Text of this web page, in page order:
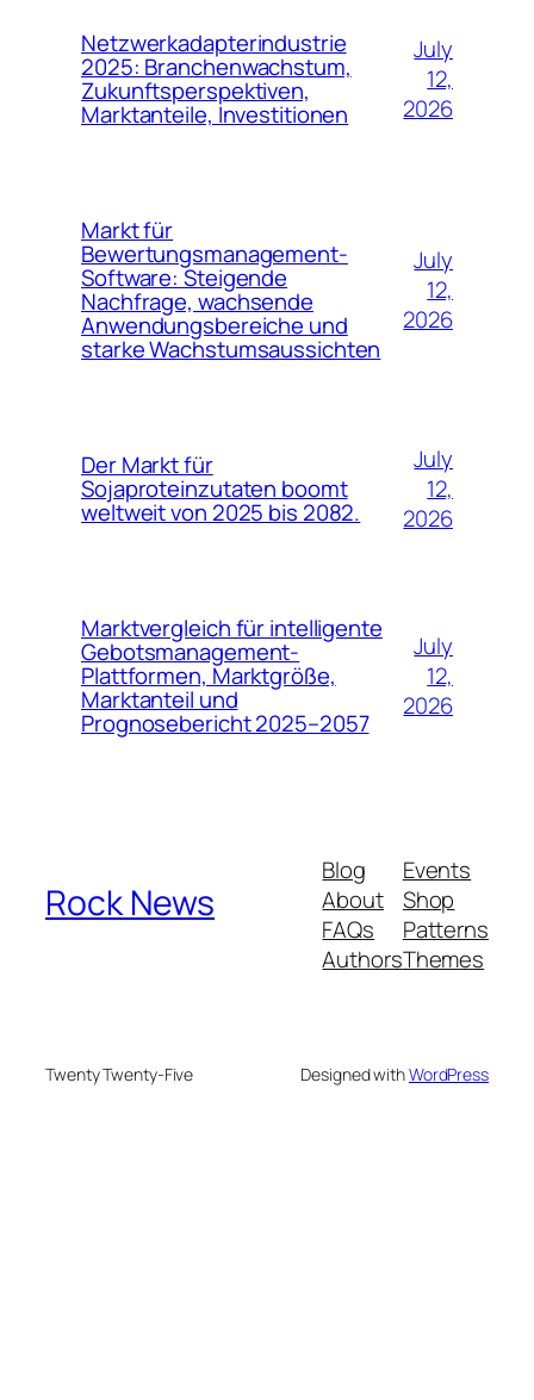
Netzwerkadapterindustrie
2025: Branchenwachstum,
Zukunftsperspektiven,
Marktanteile, Investitionen
July
12,
2026
Markt für
Bewertungsmanagement-
Software: Steigende
Nachfrage, wachsende
Anwendungsbereiche und
starke Wachstumsaussichten
July
12,
2026
Der Markt für
Sojaproteinzutaten boomt
weltweit von 2025 bis 2082.
July
12,
2026
Marktvergleich für intelligente
Gebotsmanagement-
Plattformen, Marktgröße,
Marktanteil und
Prognosebericht 2025–2057
July
12,
2026
Rock News
Blog
About
FAQs
Authors
Events
Shop
Patterns
Themes
Twenty Twenty-Five Designed withWordPress